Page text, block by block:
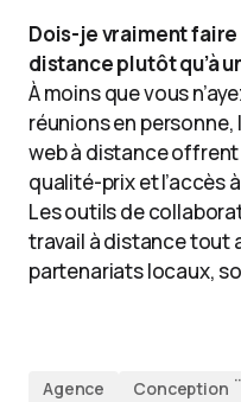
Dois-je vraiment
distance plutôt qu’à
À moins que vous
réunions en
web à distance
qualité-prix et l’accès
Les outils de
travail à distance tout
partenariats locaux,
Agence Conception ¨